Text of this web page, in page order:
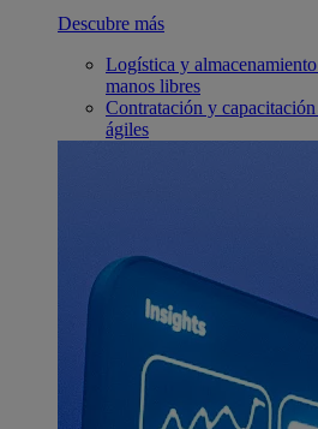
Descubre más
Logística y almacenamiento
manos libres
Contratación y capacitación
ágiles